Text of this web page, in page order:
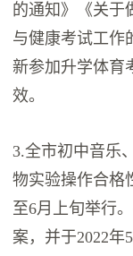
的通知》《关于
与健康考试工作
新参加升学体育
效。
3.全市初中音乐
物实验操作合格
至6月上旬举行
案，并于2022年